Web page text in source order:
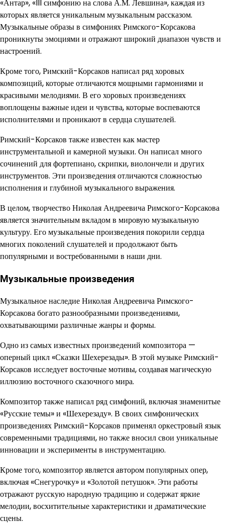
«Антар», «III симфонию на слова А.М. Левшина», каждая из
которых является уникальным музыкальным рассказом.
Музыкальные образы в симфониях Римского-Корсакова
проникнуты эмоциями и отражают широкий диапазон чувств и
настроений.
Кроме того, Римский-Корсаков написал ряд хоровых
композиций, которые отличаются мощными гармониями и
красивыми мелодиями. В его хоровых произведениях
воплощены важные идеи и чувства, которые воспеваются
исполнителями и проникают в сердца слушателей.
Римский-Корсаков также известен как мастер
инструментальной и камерной музыки. Он написал много
сочинений для фортепиано, скрипки, виолончели и других
инструментов. Эти произведения отличаются сложностью
исполнения и глубиной музыкального выражения.
В целом, творчество Николая Андреевича Римского-Корсакова
является значительным вкладом в мировую музыкальную
культуру. Его музыкальные произведения покорили сердца
многих поколений слушателей и продолжают быть
популярными и востребованными в наши дни.
Музыкальные произведения
Музыкальное наследие Николая Андреевича Римского-
Корсакова богато разнообразными произведениями,
охватывающими различные жанры и формы.
Одно из самых известных произведений композитора —
оперный цикл «Сказки Шехерезады». В этой музыке Римский-
Корсаков исследует восточные мотивы, создавая магическую
иллюзию восточного сказочного мира.
Композитор также написал ряд симфоний, включая знаменитые
«Русские темы» и «Шехерезаду». В своих симфонических
произведениях Римский-Корсаков применял оркестровый язык
современными традициями, но также вносил свои уникальные
инновации и эксперименты в инструментацию.
Кроме того, композитор является автором популярных опер,
включая «Снегурочку» и «Золотой петушок». Эти работы
отражают русскую народную традицию и содержат яркие
мелодии, восхитительные характеристики и драматические
сцены.